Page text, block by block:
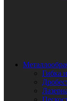
Гибка